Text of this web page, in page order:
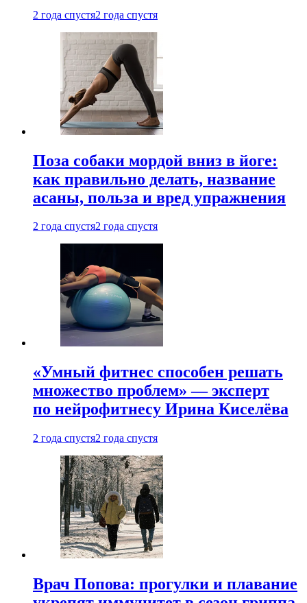
2 года спустя2 года спустя
Поза собаки мордой вниз в йоге:
как правильно делать, название
асаны, польза и вред упражнения
2 года спустя2 года спустя
«Умный фитнес способен решать
множество проблем» — эксперт
по нейрофитнесу Ирина Киселёва
2 года спустя2 года спустя
Врач Попова: прогулки и плавание